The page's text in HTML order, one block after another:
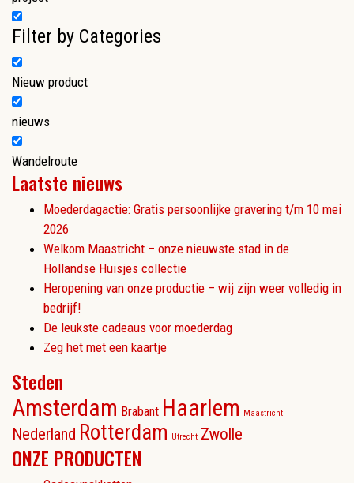
Filter by Categories
Nieuw product
nieuws
Wandelroute
Laatste nieuws
Moederdagactie: Gratis persoonlijke gravering t/m 10 mei
2026
Welkom Maastricht – onze nieuwste stad in de
Hollandse Huisjes collectie
Heropening van onze productie – wij zijn weer volledig in
bedrijf!
De leukste cadeaus voor moederdag
Zeg het met een kaartje
Steden
Amsterdam Brabant Haarlem Maastricht
Nederland Rotterdam Utrecht Zwolle
ONZE PRODUCTEN